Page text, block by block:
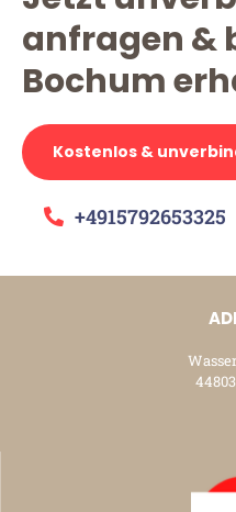
anfragen &
Bochum
Kostenlos &
+4915792653325